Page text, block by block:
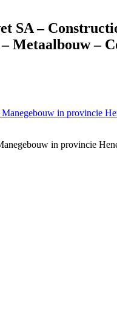
–
–
in provincie